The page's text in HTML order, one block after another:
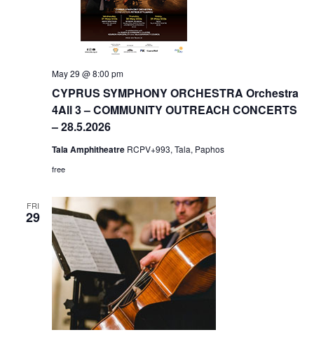
CYPRUS SYMPHONY ORCHESTRA Orchestra
4All 3 – COMMUNITY OUTREACH CONCERTS
– 28.5.2026
May 29 @ 8:00 pm
Tala Amphitheatre RCPV+993, Tala, Paphos
free
FRI
29